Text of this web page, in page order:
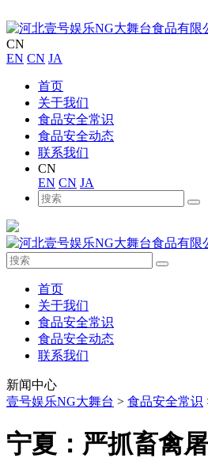
CN
EN CN JA
首页
关于我们
食品安全常识
食品安全动态
联系我们
CN
EN CN JA
首页
关于我们
食品安全常识
食品安全动态
联系我们
新闻中心
壹号娱乐NG大舞台 > 食品安全常识
宁夏：严抓畜禽